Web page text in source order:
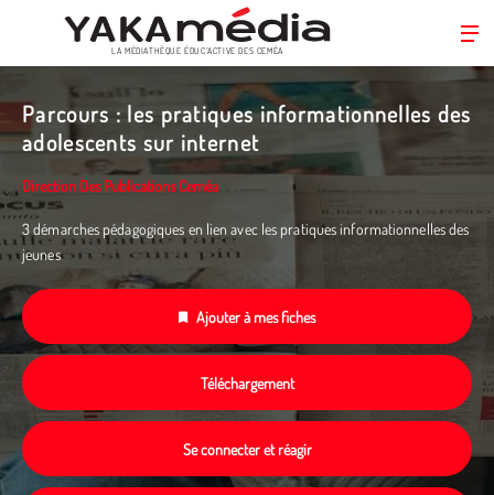
au
contenu
LA MÉDIATHÈQUE ÉDUC’ACTIVE DES CEMÉA
Parcours : les pratiques informationnelles des
adolescents sur internet
Direction Des Publications Ceméa
3 démarches pédagogiques en lien avec les pratiques informationnelles des
jeunes
Ajouter à mes fiches
Téléchargement
Se connecter et réagir